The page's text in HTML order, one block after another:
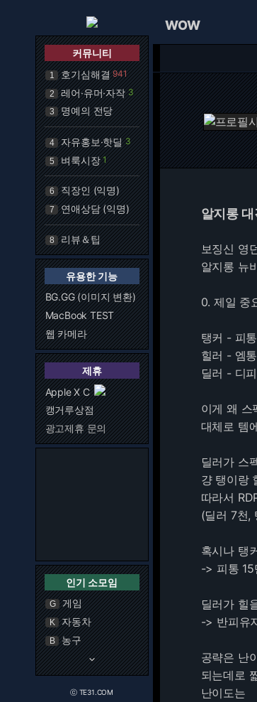
커뮤니티
1 호기심해결 941
2 레어·유머·자작 3
3 명예의 전당
4 자유홍보·핫딜 3
5 벼룩시장 1
6 직장인 (익명)
7 연애상담 (익명)
8 리뷰＆팁
유용한 기능
BG.GG (이미지 변환)
MacBook TEST
웹 카메라
제휴
Apple X C
캥거루상점
광고제휴 문의
인기 소모임
G 게임
K 자동차
B 농구
keyboard_arrow_down
ⓒ TE31.COM
WOW
알지롱
보징신 영
알지롱 뉴
0. 제일 중
탱커 - 피
힐러 - 엠
딜러 - 디
이게 왜 스
대체로 템
딜러가 스
걍 탱이랑
따라서
(딜러 7천,
혹시나 탱
-> 피통 15
딜러가 힐
-> 반피유
공략은 난
되는데로
난이도는